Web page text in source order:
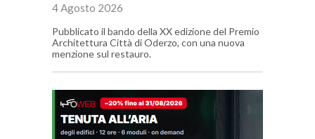
4 Agosto 2026
Pubblicato il bando della XX edizione del Premio
Architettura Città di Oderzo, con una nuova
menzione sul restauro.